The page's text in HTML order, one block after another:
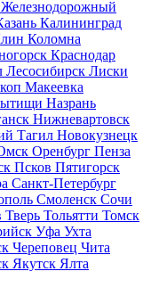
Железнодорожный
Калининград
Коломна
Краснодар
Лесосибирск Лиски
Макеевка
Назрань
Нижневартовск
Тагил Новокузнецк
Оренбург Пенза
Псков Пятигорск
Санкт-Петербург
Смоленск Сочи
Тверь Тольятти Томск
Уфа Ухта
Череповец Чита
Якутск Ялта